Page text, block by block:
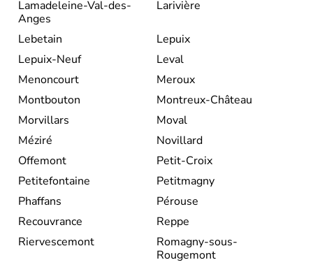
Lamadeleine-Val-des-
Anges
Larivière
Lebetain
Lepuix
Lepuix-Neuf
Leval
Menoncourt
Meroux
Montbouton
Montreux-Château
Morvillars
Moval
Méziré
Novillard
Offemont
Petit-Croix
Petitefontaine
Petitmagny
Phaffans
Pérouse
Recouvrance
Reppe
Riervescemont
Romagny-sous-
Rougemont